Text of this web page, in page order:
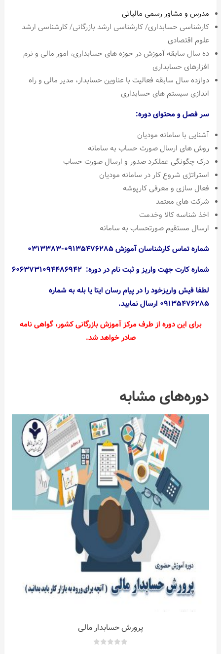
مدرس و مشاور رسمی مالیاتی
کارشناسی حسابداری/ کارشناسی ارشد بازرگانی/ کارشناسی ارشد
علوم اقتصادی
ده سال سابقه آموزش در حوزه های حسابداری، امور مالی و نرم
افزارهای حسابداری
دوازده سال سابقه فعالیت با عناوین حسابدار، مدیر مالی و راه
اندازی سیستم های حسابداری
سر فصل و محتوای دوره:
آشنایی با سامانه مودیان
روش های ارسال صورت حساب به سامانه
درک چگونگی عملکرد صدور و ارسال صورت حساب
استراتژی شروع کار در سامانه مودیان
فعال سازی و معرفی کارپوشه
شرکت های معتمد
اخذ شناسه کالا وخدمت
ارسال مستقیم صورتحساب به سامانه
شماره تماس کارشناسان آموزش ۰۹۱۳۵۴۷۶۲۸۵-۰۳۱۳۳۸۳
شماره کارت جهت واریز و ثبت نام در دوره: ۶۰۶۳۷۳۱۰۹۴۴۸۶۹۴۲
لطفا فیش واریزخود را در پیام رسان ایتا یا بله به شماره
۰۹۱۳۵۴۷۶۲۸۵ ارسال نمایید.
برای این دوره از طرف مرکز آموزش بازرگانی کشور،‌ گواهی نامه
صادر خواهد شد.
دوره‌های مشابه
پرورش حسابدار مالی